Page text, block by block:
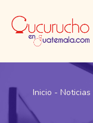
Saltar
contenido
Inicio - Noticias